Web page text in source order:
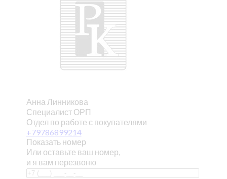
Анна Линникова
Специалист ОРП
Отдел по работе с покупателями
+79786899214
Показать номер
Или оставьте ваш номер,
и я вам перезвоню